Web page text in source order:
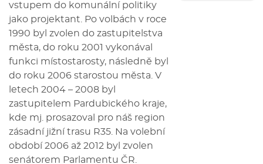
vstupem do komunální politiky
jako projektant. Po volbách v roce
1990 byl zvolen do zastupitelstva
města, do roku 2001 vykonával
funkci místostarosty, následně byl
do roku 2006 starostou města. V
letech 2004 – 2008 byl
zastupitelem Pardubického kraje,
kde mj. prosazoval pro náš region
zásadní jižní trasu R35. Na volební
období 2006 až 2012 byl zvolen
senátorem Parlamentu ČR.